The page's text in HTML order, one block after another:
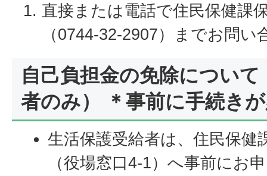
直接または電話で住民保健課
（0744-32-2907）までお問
自己負担金の免除について
者のみ） ＊事前に手続き
生活保護受給者は、住民保健
（役場窓口4-1）へ事前にお